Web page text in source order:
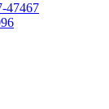
47467